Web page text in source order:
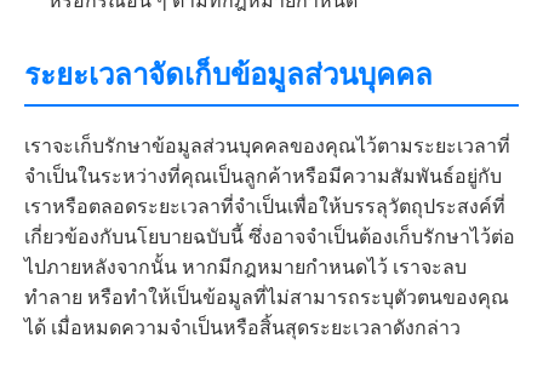
ระยะเวลาจัดเก็บข้อมูลส่วนบุคคล
เราจะเก็บรักษาข้อมูลส่วนบุคคลของคุณไว้ตามระยะเวลาที่
จำเป็นในระหว่างที่คุณเป็นลูกค้าหรือมีความสัมพันธ์อยู่กับ
เราหรือตลอดระยะเวลาที่จำเป็นเพื่อให้บรรลุวัตถุประสงค์ที่
เกี่ยวข้องกับนโยบายฉบับนี้ ซึ่งอาจจำเป็นต้องเก็บรักษาไว้ต่อ
ไปภายหลังจากนั้น หากมีกฎหมายกำหนดไว้ เราจะลบ
ทำลาย หรือทำให้เป็นข้อมูลที่ไม่สามารถระบุตัวตนของคุณ
ได้ เมื่อหมดความจำเป็นหรือสิ้นสุดระยะเวลาดังกล่าว